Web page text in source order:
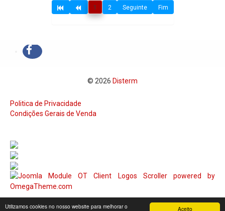
Aceito
Utilizamos cookies no nosso website para melhorar o
1 2 Seguinte Fim
© 2026 Disterm
Politica de Privacidade
Condições Gerais de Venda